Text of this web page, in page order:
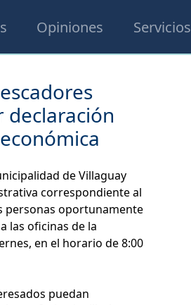
Opiniones Servicios
declaración
de Villaguay
correspondiente al
personas oportunamente
las oficinas de la
en el horario de 8:00
puedan